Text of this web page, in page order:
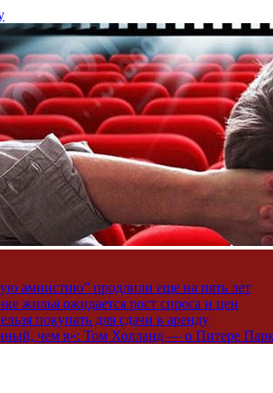
амнистию” продлили еще на пять лет
жилья ожидается рост спроса и цен
покупать для сдачи в аренду
чем я»: Том Холланд — о Питере